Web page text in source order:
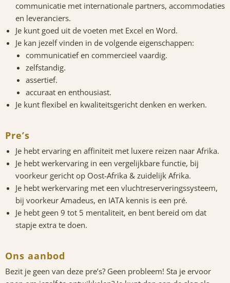
communicatie met internationale partners, accommodaties
en leveranciers.
Je kunt goed uit de voeten met Excel en Word.
Je kan jezelf vinden in de volgende eigenschappen:
communicatief en commercieel vaardig.
zelfstandig.
assertief.
accuraat en enthousiast.
Je kunt flexibel en kwaliteitsgericht denken en werken.
Pre’s
Je hebt ervaring en affiniteit met luxere reizen naar Afrika.
Je hebt werkervaring in een vergelijkbare functie, bij
voorkeur gericht op Oost-Afrika & zuidelijk Afrika.
Je hebt werkervaring met een vluchtreserveringssysteem,
bij voorkeur Amadeus, en IATA kennis is een pré.
Je hebt geen 9 tot 5 mentaliteit, en bent bereid om dat
stapje extra te doen.
Ons aanbod
Bezit je geen van deze pre’s? Geen probleem! Sta je ervoor